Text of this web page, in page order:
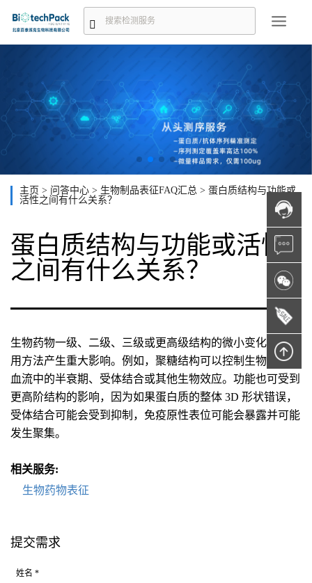
主页 > 问答中心 > 生物制品表征FAQ汇总 > 蛋白质结构与功能或
活性之间有什么关系？
蛋白质结构与功能或活性
之间有什么关系？
生物药物一级、二级、三级或更高级结构的微小变化会对作
用方法产生重大影响。例如，聚糖结构可以控制生物药物在
血流中的半衰期、受体结合或其他生物效应。功能也可受到
更高阶结构的影响，因为如果蛋白质的整体 3D 形状错误，
受体结合可能会受到抑制，免疫原性表位可能会暴露并可能
发生聚集。
相关服务:
生物药物表征
提交需求
姓名 *